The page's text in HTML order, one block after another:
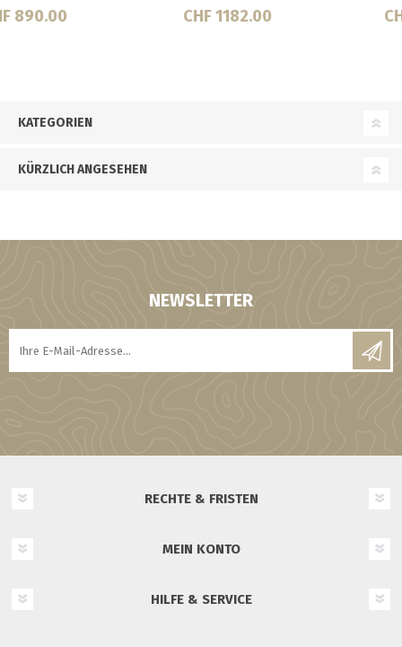
CHF 1182.00 CHF 638.00
KATEGORIEN
KÜRZLICH ANGESEHEN
NEWSLETTER
RECHTE & FRISTEN
MEIN KONTO
HILFE & SERVICE